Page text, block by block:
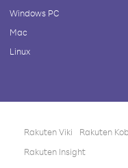
Windows PC
Mac
Linux
Rakuten Viki Rakuten
Rakuten Insight